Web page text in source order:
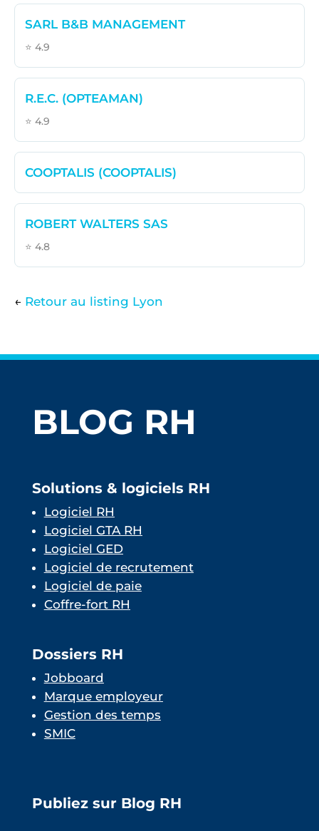
SARL B&B MANAGEMENT
⭐ 4.9
R.E.C. (OPTEAMAN)
⭐ 4.9
COOPTALIS (COOPTALIS)
ROBERT WALTERS SAS
⭐ 4.8
← Retour au listing Lyon
BLOG RH
Solutions & logiciels RH
Logiciel RH
Logiciel GTA RH
Logiciel GED
Logiciel de recrutement
Logiciel de paie
Coffre-fort RH
Dossiers RH
Jobboard
Marque employeur
Gestion des temps
SMIC
Publiez sur Blog RH